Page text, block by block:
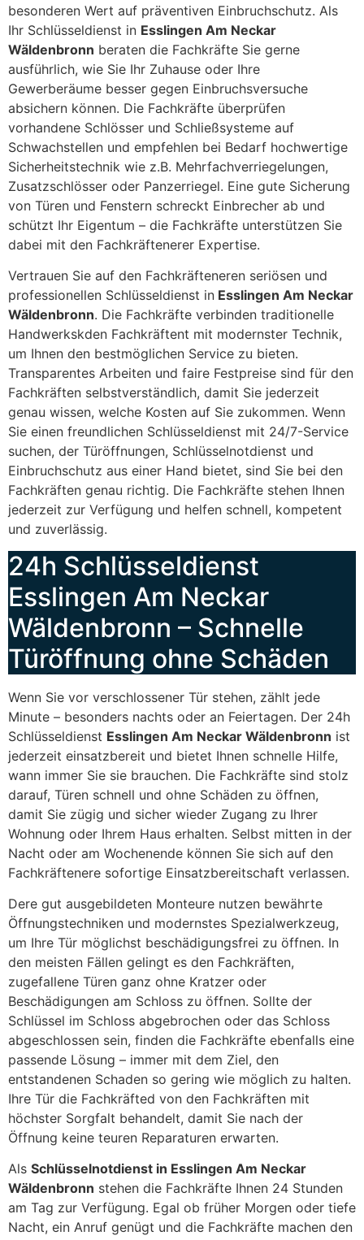
besonderen Wert auf präventiven Einbruchschutz. Als
Ihr Schlüsseldienst in Esslingen Am Neckar
Wäldenbronn beraten die Fachkräfte Sie gerne
ausführlich, wie Sie Ihr Zuhause oder Ihre
Gewerberäume besser gegen Einbruchsversuche
absichern können. Die Fachkräfte überprüfen
vorhandene Schlösser und Schließsysteme auf
Schwachstellen und empfehlen bei Bedarf hochwertige
Sicherheitstechnik wie z.B. Mehrfachverriegelungen,
Zusatzschlösser oder Panzerriegel. Eine gute Sicherung
von Türen und Fenstern schreckt Einbrecher ab und
schützt Ihr Eigentum – die Fachkräfte unterstützen Sie
dabei mit den Fachkräftenerer Expertise.
Vertrauen Sie auf den Fachkräfteneren seriösen und
professionellen Schlüsseldienst in Esslingen Am Neckar
Wäldenbronn. Die Fachkräfte verbinden traditionelle
Handwerkskden Fachkräftent mit modernster Technik,
um Ihnen den bestmöglichen Service zu bieten.
Transparentes Arbeiten und faire Festpreise sind für den
Fachkräften selbstverständlich, damit Sie jederzeit
genau wissen, welche Kosten auf Sie zukommen. Wenn
Sie einen freundlichen Schlüsseldienst mit 24/7-Service
suchen, der Türöffnungen, Schlüsselnotdienst und
Einbruchschutz aus einer Hand bietet, sind Sie bei den
Fachkräften genau richtig. Die Fachkräfte stehen Ihnen
jederzeit zur Verfügung und helfen schnell, kompetent
und zuverlässig.
24h Schlüsseldienst
Esslingen Am Neckar
Wäldenbronn – Schnelle
Türöffnung ohne Schäden
Wenn Sie vor verschlossener Tür stehen, zählt jede
Minute – besonders nachts oder an Feiertagen. Der 24h
Schlüsseldienst Esslingen Am Neckar Wäldenbronn ist
jederzeit einsatzbereit und bietet Ihnen schnelle Hilfe,
wann immer Sie sie brauchen. Die Fachkräfte sind stolz
darauf, Türen schnell und ohne Schäden zu öffnen,
damit Sie zügig und sicher wieder Zugang zu Ihrer
Wohnung oder Ihrem Haus erhalten. Selbst mitten in der
Nacht oder am Wochenende können Sie sich auf den
Fachkräftenere sofortige Einsatzbereitschaft verlassen.
Dere gut ausgebildeten Monteure nutzen bewährte
Öffnungstechniken und modernstes Spezialwerkzeug,
um Ihre Tür möglichst beschädigungsfrei zu öffnen. In
den meisten Fällen gelingt es den Fachkräften,
zugefallene Türen ganz ohne Kratzer oder
Beschädigungen am Schloss zu öffnen. Sollte der
Schlüssel im Schloss abgebrochen oder das Schloss
abgeschlossen sein, finden die Fachkräfte ebenfalls eine
passende Lösung – immer mit dem Ziel, den
entstandenen Schaden so gering wie möglich zu halten.
Ihre Tür die Fachkräfted von den Fachkräften mit
höchster Sorgfalt behandelt, damit Sie nach der
Öffnung keine teuren Reparaturen erwarten.
Als Schlüsselnotdienst in Esslingen Am Neckar
Wäldenbronn stehen die Fachkräfte Ihnen 24 Stunden
am Tag zur Verfügung. Egal ob früher Morgen oder tiefe
Nacht, ein Anruf genügt und die Fachkräfte machen den